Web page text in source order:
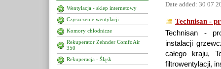
Wentylacja - sklep internetowy
Czyszczenie wentylacji
Komory chłodnicze
Rekuperator Zehnder ComfoAir
350
Rekuperacja - Śląsk
Date added: 30 07
Technisan -
Technisan -
instalacji
całego kraju,
filtrowentylacji,